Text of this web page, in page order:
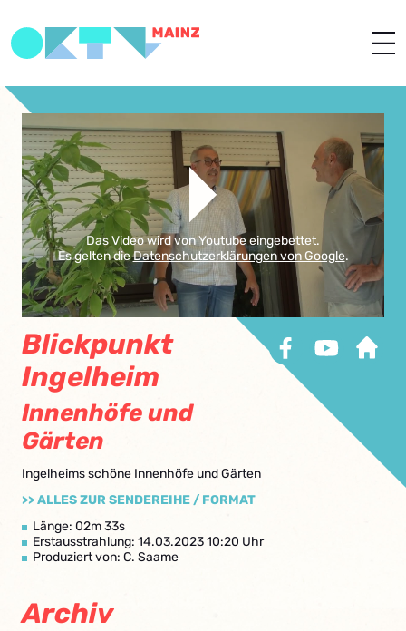
Das Video wird von Youtube eingebettet.
Es gelten dieDatenschutzerklärungen von Google.
Blickpunkt
Ingelheim
Innenhöfe und
Gärten
Ingelheims schöne Innenhöfe und Gärten
>> ALLES ZUR SENDEREIHE / FORMAT
Länge: 02m 33s
Erstausstrahlung: 14.03.2023 10:20 Uhr
Produziert von: C. Saame
Archiv